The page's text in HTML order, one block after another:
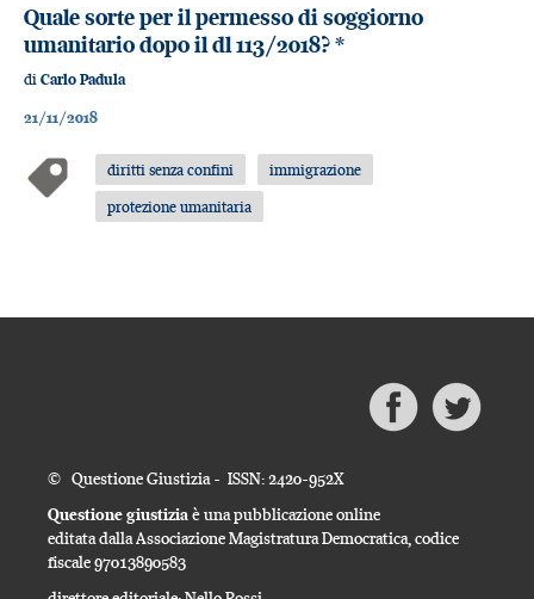
Quale sorte per il permesso di soggiorno
umanitario dopo il dl 113/2018?*
di Carlo Padula
21/11/2018
diritti senza confini
immigrazione
protezione umanitaria
© Questione Giustizia - ISSN: 2420-952X
Questione giustiziaè una pubblicazione online
editata dalla Associazione Magistratura Democratica, codice
fiscale 97013890583